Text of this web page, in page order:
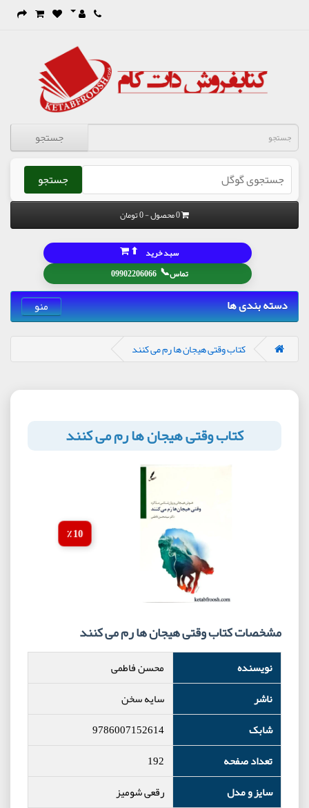
جستجو
جستجو
0 محصول - 0 تومان
تماس📞
09902206066
سبد خرید ⬆
دسته بندی ها منو
کتاب وقتی هیجان ها رم می کنند
کتاب وقتی هیجان ها رم می کنند
10 ٪
مشخصات کتاب وقتی هیجان ها رم می کنند
نویسنده
محسن فاطمی
ناشر
سایه سخن
شابک
9786007152614
تعداد صفحه
192
سایز و مدل
رقعی شومیز